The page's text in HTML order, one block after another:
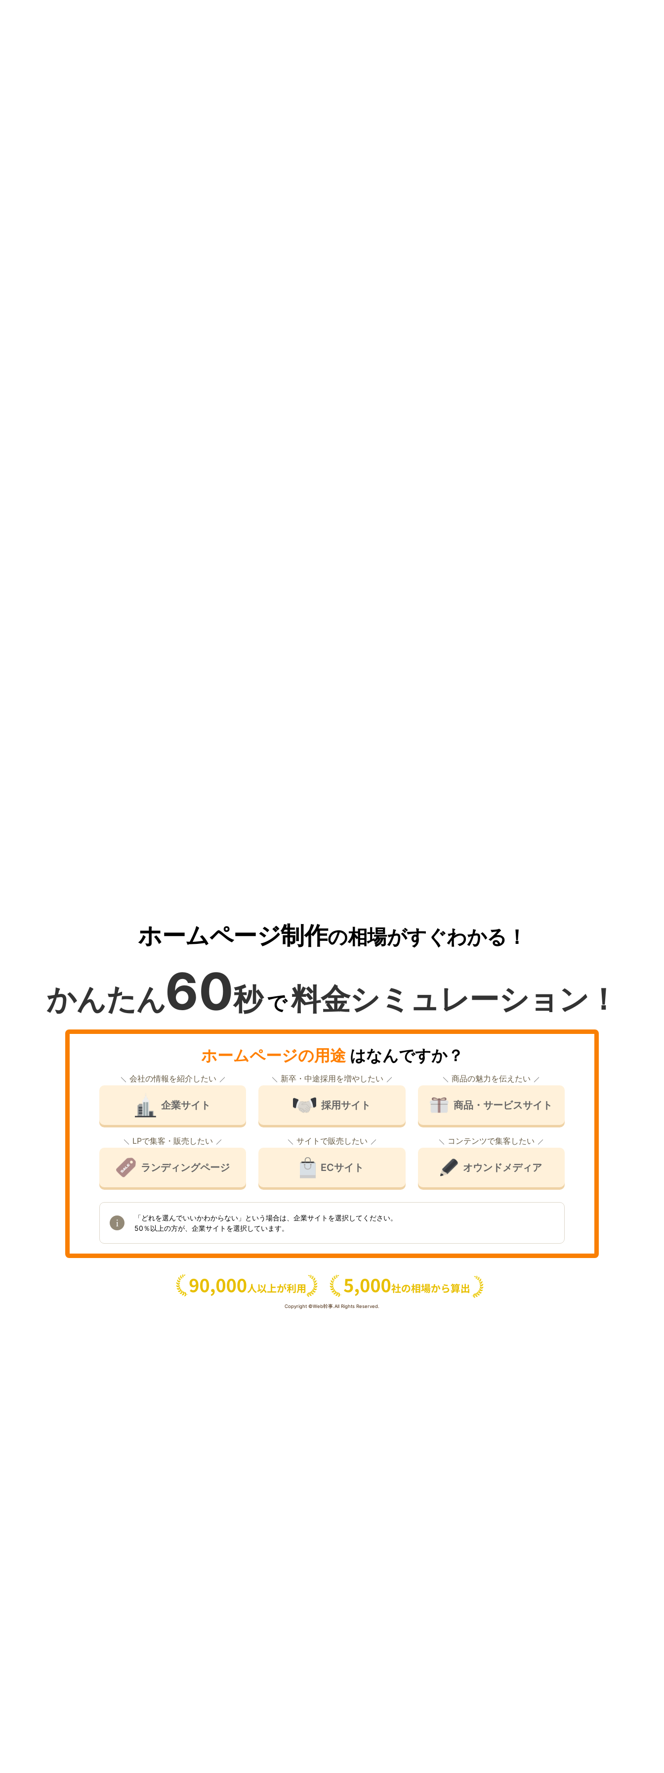
ホームページ制作の相場がすぐわかる！
かんたん60秒で料金シミュレーション！
ホームページの用途はなんですか？
会社の情報を紹介したい
企業サイト
新卒・中途採用を増やしたい
採用サイト
商品の魅力を伝えたい
商品・サービスサイト
LPで集客・販売したい
ランディングページ
サイトで販売したい
ECサイト
コンテンツで集客したい
オウンドメディア
「どれを選んでいいかわからない」という場合は、企業サイトを選択してください。
50％以上の方が、企業サイトを選択しています。
Copyright ©Web幹事.All Rights Reserved.